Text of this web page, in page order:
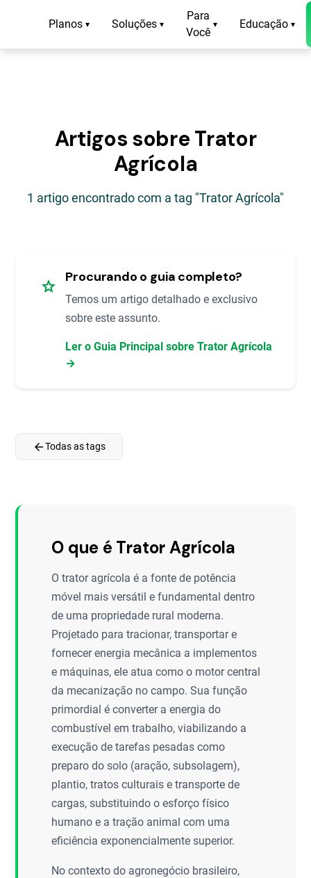
Planos ▾ Soluções ▾
Para
Você
▾ Educação ▾
Artigos sobre Trator
Agrícola
1 artigo encontrado com a tag "Trator Agrícola"
star Procurando o guia completo?
Temos um artigo detalhado e exclusivo
sobre este assunto.
Ler o Guia Principal sobre Trator Agrícola
→
arrow_backTodas as tags
O que é Trator Agrícola
O trator agrícola é a fonte de potência
móvel mais versátil e fundamental dentro
de uma propriedade rural moderna.
Projetado para tracionar, transportar e
fornecer energia mecânica a implementos
e máquinas, ele atua como o motor central
da mecanização no campo. Sua função
primordial é converter a energia do
combustível em trabalho, viabilizando a
execução de tarefas pesadas como
preparo do solo (aração, subsolagem),
plantio, tratos culturais e transporte de
cargas, substituindo o esforço físico
humano e a tração animal com uma
eficiência exponencialmente superior.
No contexto do agronegócio brasileiro,